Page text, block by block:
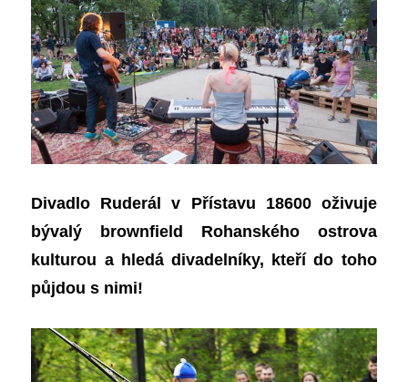
Divadlo Ruderál v Přístavu 18600 oživuje
bývalý brownfield Rohanského ostrova
kulturou a hledá divadelníky, kteří do toho
půjdou s nimi!